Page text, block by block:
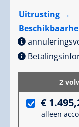
Uitrusting
2
€
alleen